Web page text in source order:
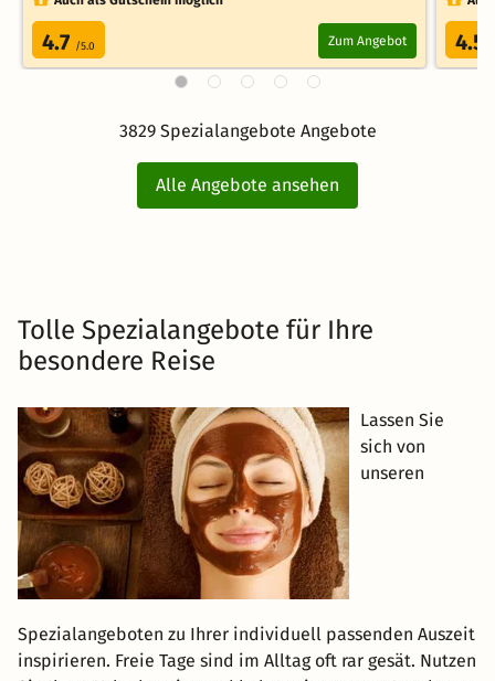
4.7 /5.0 Zum Angebot 4.5
3829 Spezialangebote Angebote
Alle Angebote ansehen
Tolle Spezialangebote für Ihre
besondere Reise
Lassen Sie
sich von
unseren
Spezialangeboten zu Ihrer individuell passenden Auszeit
inspirieren. Freie Tage sind im Alltag oft rar gesät. Nutzen